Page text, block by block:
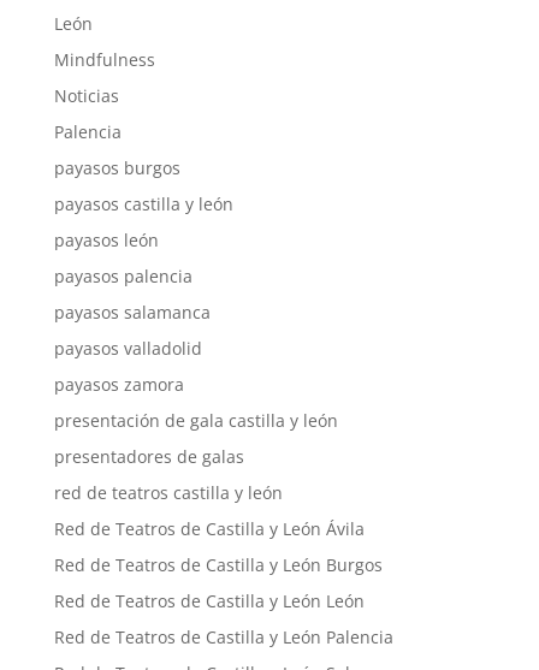
León
Mindfulness
Noticias
Palencia
payasos burgos
payasos castilla y león
payasos león
payasos palencia
payasos salamanca
payasos valladolid
payasos zamora
presentación de gala castilla y león
presentadores de galas
red de teatros castilla y león
Red de Teatros de Castilla y León Ávila
Red de Teatros de Castilla y León Burgos
Red de Teatros de Castilla y León León
Red de Teatros de Castilla y León Palencia